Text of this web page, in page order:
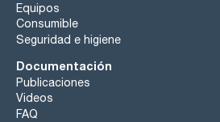
Equipos
Consumible
Seguridad e higiene
Documentación
Publicaciones
Videos
FAQ